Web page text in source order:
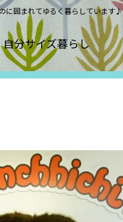
に囲まれてゆるく暮らしています♪
自分サイズ暮らし